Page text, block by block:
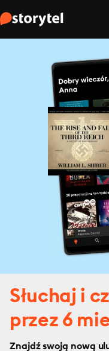
Słuchaj i
przez 6
Znajdź swoją nową